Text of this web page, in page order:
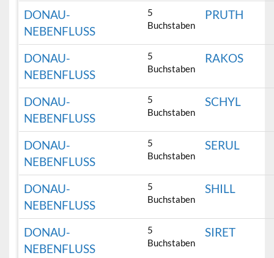
DONAU-
NEBENFLUSS
5
Buchstaben
PRUTH
DONAU-
NEBENFLUSS
5
Buchstaben
RAKOS
DONAU-
NEBENFLUSS
5
Buchstaben
SCHYL
DONAU-
NEBENFLUSS
5
Buchstaben
SERUL
DONAU-
NEBENFLUSS
5
Buchstaben
SHILL
DONAU-
NEBENFLUSS
5
Buchstaben
SIRET